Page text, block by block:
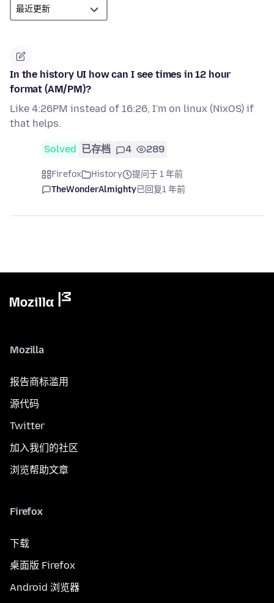
In the history UI how can I see times in 12 hour
format (AM/PM)?
Like 4:26PM instead of 16:26, I'm on linux (NixOS) if
that helps.
Solved 已存档 4 289
Firefox History
提问于 1 年前
TheWonderAlmighty已回复1 年前
Mozilla
报告商标滥用
源代码
Twitter
加入我们的社区
浏览帮助文章
Firefox
下载
桌面版 Firefox
Android 浏览器